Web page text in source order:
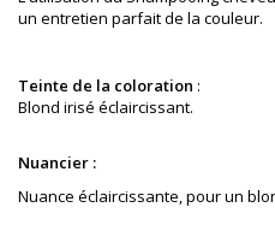
un entretien parfait de la couleur.
Teinte de la coloration :
Blond irisé éclaircissant.
Nuancier :
Nuance éclaircissante, pour un